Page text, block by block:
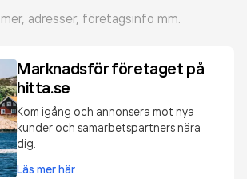
adresser, företagsinfo mm.
Marknadsför företaget på
hitta.se
Kom igång och annonsera mot nya
kunder och samarbetspartners nära
dig.
Läs mer här